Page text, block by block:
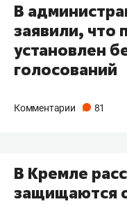
В
заявили, что
установлен
голосований
Комментарии 81
В Кремле
защищаются